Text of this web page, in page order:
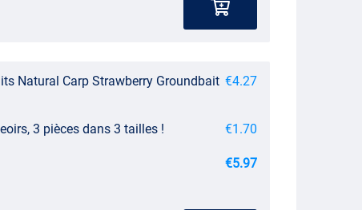
Natural Carp Strawberry Groundbait €4.27
3 pièces dans 3 tailles ! €1.70
€5.97